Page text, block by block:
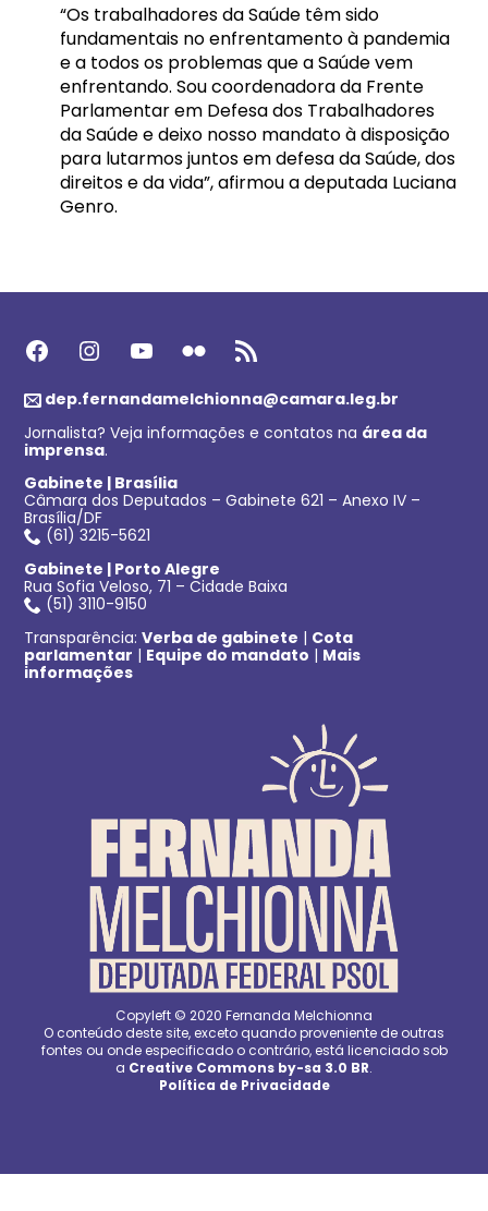
“Os trabalhadores da Saúde têm sido
fundamentais no enfrentamento à pandemia
e a todos os problemas que a Saúde vem
enfrentando. Sou coordenadora da Frente
Parlamentar em Defesa dos Trabalhadores
da Saúde e deixo nosso mandato à disposição
para lutarmos juntos em defesa da Saúde, dos
direitos e da vida”, afirmou a deputada Luciana
Genro.
Facebook Instagram Youtube Flickr Feed RSS
dep.fernandamelchionna@camara.leg.br
Jornalista? Veja informações e contatos na área da
imprensa.
Gabinete | Brasília
Câmara dos Deputados – Gabinete 621 – Anexo IV –
Brasília/DF
(61) 3215-5621
Gabinete | Porto Alegre
Rua Sofia Veloso, 71 – Cidade Baixa
(51) 3110-9150
Transparência:Verba de gabinete | Cota
parlamentar | Equipe do mandato | Mais
informações
Copyleft © 2020 Fernanda Melchionna
O conteúdo deste site, exceto quando proveniente de outras
fontes ou onde especificado o contrário, está licenciado sob
a Creative Commons by-sa 3.0 BR.
Política de Privacidade